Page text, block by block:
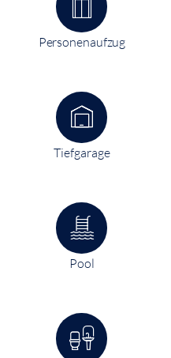
Personenaufzug
Tiefgarage
Pool